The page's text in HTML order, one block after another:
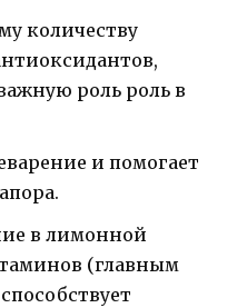
количеству
роль роль в
и помогает
в лимонной
(главным